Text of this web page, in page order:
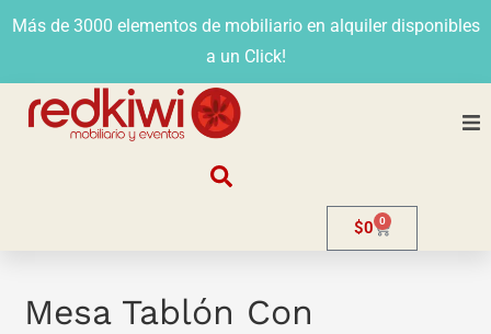
Más de 3000 elementos de mobiliario en alquiler disponibles
a un Click!
$0 0
Mesa Tablón Con